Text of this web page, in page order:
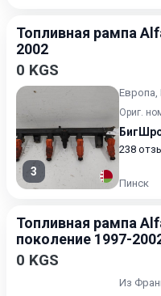
Топливная рампа
2002
0 KGS
3
Европа,
Ориг.
238
Пинск
Топливная рампа
поколение 1997-
0 KGS
Из